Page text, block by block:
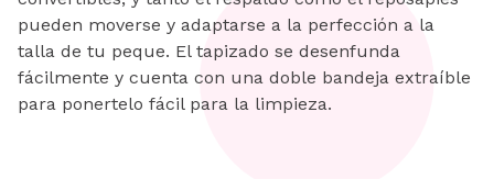
pueden moverse y adaptarse a la perfección a la
talla de tu peque. El tapizado se desenfunda
fácilmente y cuenta con una doble bandeja extraíble
para ponertelo fácil para la limpieza.